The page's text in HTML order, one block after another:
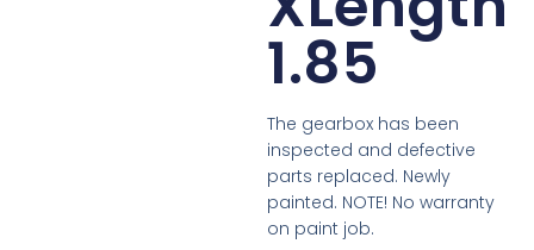
1.85
The gearbox has been
inspected and defective
parts replaced. Newly
painted. NOTE! No warranty
on paint job.